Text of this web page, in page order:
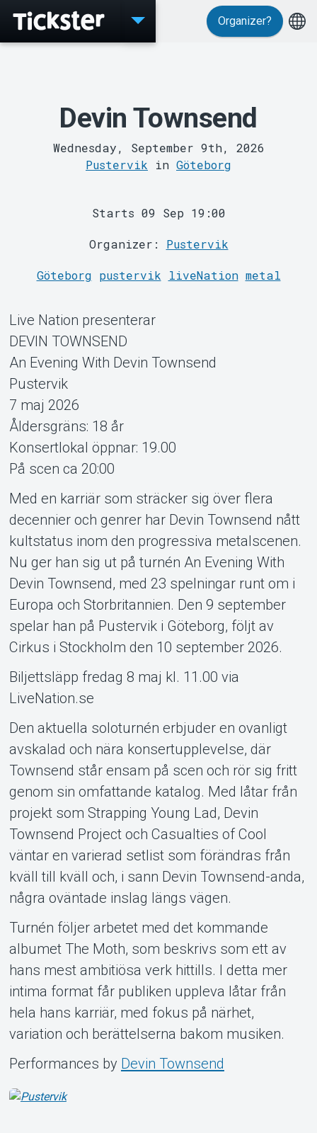
MyTickster
About Tickster
Organizer?
Devin Townsend
Wednesday, September 9th, 2026
Pustervik in Göteborg
Starts 09 Sep 19:00
Organizer: Pustervik
Göteborg pustervik liveNation metal
Live Nation presenterar
DEVIN TOWNSEND
An Evening With Devin Townsend
Pustervik
7 maj 2026
Åldersgräns: 18 år
Konsertlokal öppnar: 19.00
På scen ca 20:00
Med en karriär som sträcker sig över flera
decennier och genrer har Devin Townsend nått
kultstatus inom den progressiva metalscenen.
Nu ger han sig ut på turnén An Evening With
Devin Townsend, med 23 spelningar runt om i
Europa och Storbritannien. Den 9 september
spelar han på Pustervik i Göteborg, följt av
Cirkus i Stockholm den 10 september 2026.
Biljettsläpp fredag 8 maj kl. 11.00 via
LiveNation.se
Den aktuella soloturnén erbjuder en ovanligt
avskalad och nära konsertupplevelse, där
Townsend står ensam på scen och rör sig fritt
genom sin omfattande katalog. Med låtar från
projekt som Strapping Young Lad, Devin
Townsend Project och Casualties of Cool
väntar en varierad setlist som förändras från
kväll till kväll och, i sann Devin Townsend-anda,
några oväntade inslag längs vägen.
Turnén följer arbetet med det kommande
albumet The Moth, som beskrivs som ett av
hans mest ambitiösa verk hittills. I detta mer
intima format får publiken uppleva låtar från
hela hans karriär, med fokus på närhet,
variation och berättelserna bakom musiken.
Performances by Devin Townsend